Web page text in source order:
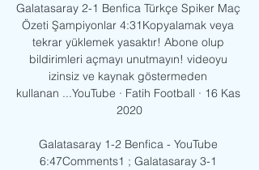
Galatasaray 2-1 Benfica Türkçe Spiker Maç
Özeti Şampiyonlar 4:31Kopyalamak veya
tekrar yüklemek yasaktır! Abone olup
bildirimleri açmayı unutmayın! videoyu
izinsiz ve kaynak göstermeden
kullanan ...YouTube · Fatih Football · 16 Kas
2020
Galatasaray 1-2 Benfica - YouTube
6:47Comments1 ; Galatasaray 3-1